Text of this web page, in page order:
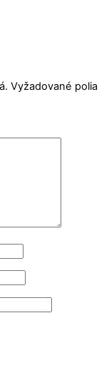
Vyžadované polia